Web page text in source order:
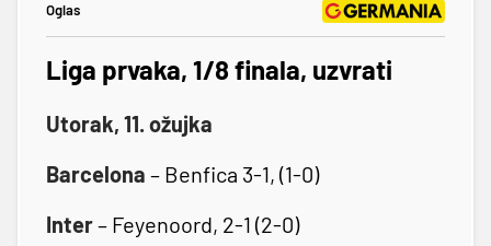
Oglas
Liga prvaka, 1/8 finala, uzvrati
Utorak, 11. ožujka
Barcelona – Benfica 3-1, (1-0)
Inter– Feyenoord, 2-1 (2-0)